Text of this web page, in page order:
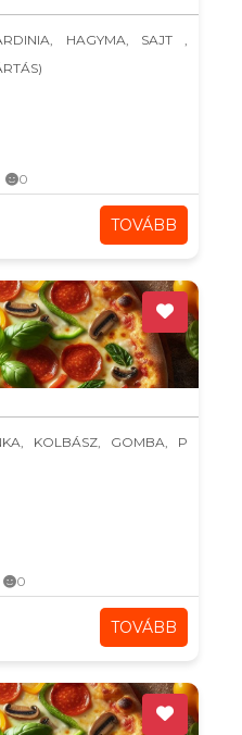
HAGYMA, SAJT ,
0
TOVÁBB
KOLBÁSZ, GOMBA, P
0
TOVÁBB